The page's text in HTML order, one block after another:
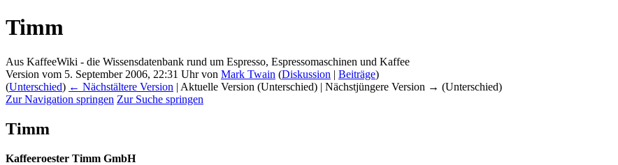
Timm
Aus KaffeeWiki - die Wissensdatenbank rund um Espresso, Espressomaschinen und Kaffee
Version vom 5. September 2006, 22:31 Uhr von Mark Twain (Diskussion | Beiträge)
(Unterschied) ← Nächstältere Version | Aktuelle Version (Unterschied) | Nächstjüngere Version → (Unterschied)
Zur Navigation springen Zur Suche springen
Timm
Kaffeeroester Timm GmbH